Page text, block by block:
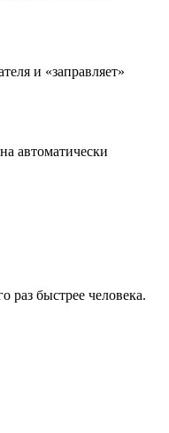
и «заправляет»
автоматически
раз быстрее человека.